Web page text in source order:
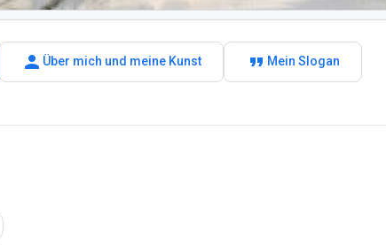
person Über mich und meine Kunst format_quote Mein Slogan